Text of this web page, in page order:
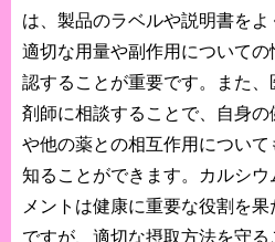
は、製品のラベルや説明書をよ
適切な用量や副作用についての
認することが重要です。また、
剤師に相談することで、自身の
や他の薬との相互作用について
知ることができます。カルシウ
メントは健康に重要な役割を果
ですが、適切な摂取方法を守る